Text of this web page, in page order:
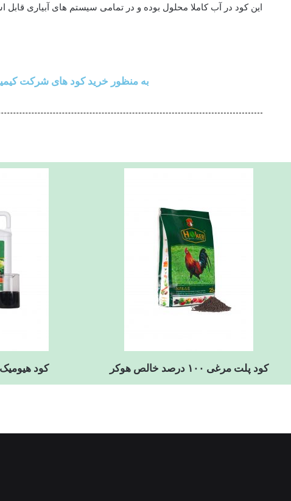
این کود در آب کاملا محلول بوده و در تمامی سیستم های آبیاری قابل
به منظور خرید کود های شرکت
کود پلت مرغی ۱۰۰ درصد خالص هوکر کود هیومیک اسید ۵